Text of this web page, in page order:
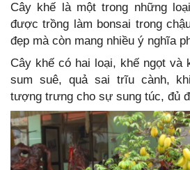
Cây khế là một trong những
được trồng làm bonsai trong
đẹp mà còn mang nhiều ý nghĩa
Cây khế có hai loại, khế ngọt và
sum suê, quả sai trĩu cành,
tượng trưng cho sự sung túc, đủ